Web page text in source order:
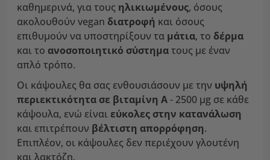
καθημερινά, για τους ηλικιωμένους, όσους
ακολουθούν vegan διατροφή και όσους
επιθυμούν να υποστηρίξουν τα μάτια, το δέρμα
και το ανοσοποιητικό σύστηματους με έναν
απλό τρόπο.
Οι κάψουλες θα σας ενθουσιάσουν με την υψηλή
περιεκτικότητα σε βιταμίνη Α- 2500 μg σε κάθε
κάψουλα, ενώ είναιεύκολες στην κατανάλωση
και επιτρέπουν βέλτιστη απορρόφηση.
Επιπλέον, οι κάψουλες δεν περιέχουν γλουτένη
και λακτόζη.